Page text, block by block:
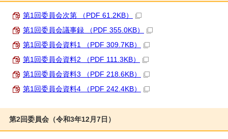
第1回委員会次第 （PDF 61.2KB）
第1回委員会議事録 （PDF 355.0KB）
第1回委員会資料1 （PDF 309.7KB）
第1回委員会資料2 （PDF 111.3KB）
第1回委員会資料3 （PDF 218.6KB）
第1回委員会資料4 （PDF 242.4KB）
第2回委員会（令和3年12月7日）